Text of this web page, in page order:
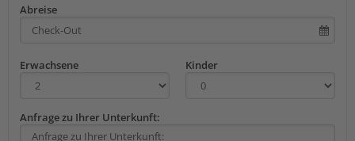
Abreise
Erwachsene Kinder
Anfrage zu Ihrer Unterkunft: